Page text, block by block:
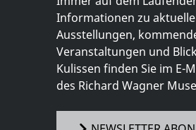
Informationen zu
Ausstellungen,
Veranstaltungen und
Kulissen finden Sie im E-
des Richard Wagner